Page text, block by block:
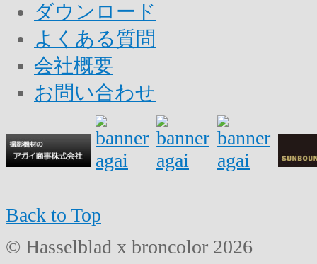
ダウンロード
よくある質問
会社概要
お問い合わせ
Back to Top
© Hasselblad x broncolor 2026